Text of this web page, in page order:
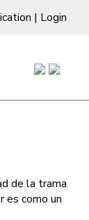
| Login
de la trama
es como un